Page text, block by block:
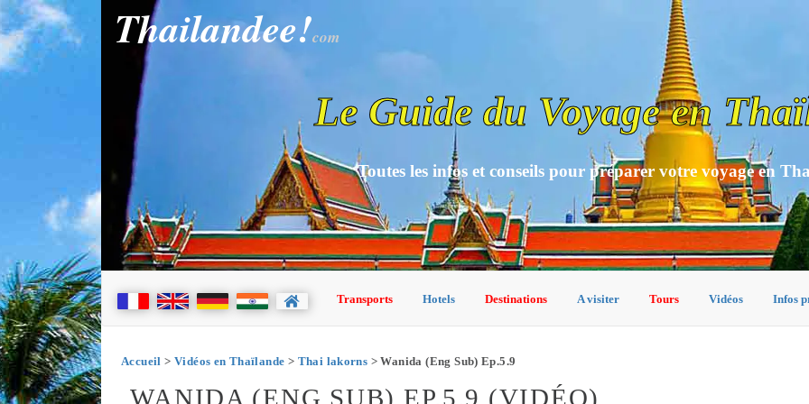
Thailandee!com
Le Guide du Voyage en
Toutes les infos et conseils pour préparer votre voyage en
Transports Hotels Destinations A visiter Tours Vidéos Infos
Accueil > Vidéos en Thaïlande > Thai lakorns > Wanida (Eng Sub) Ep.5.9
WANIDA (ENG SUB) EP.5.9 (VIDÉO)